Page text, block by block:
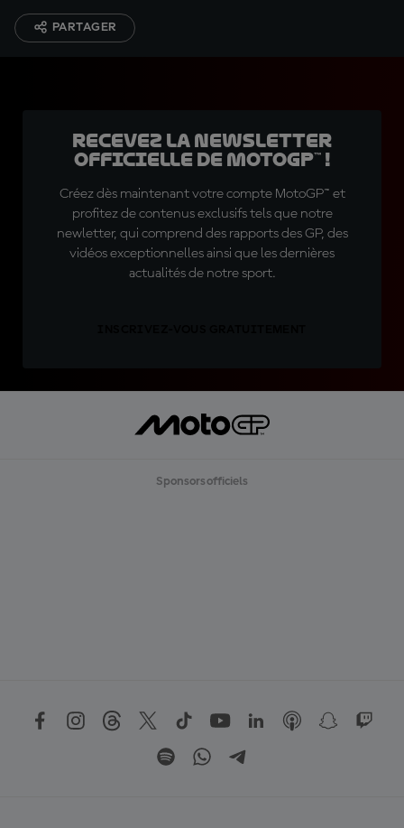
PARTAGER
Recevez la Newsletter
officielle de MotoGP™ !
Créez dès maintenant votre compte MotoGP™ et
profitez de contenus exclusifs tels que notre
newletter, qui comprend des rapports des GP, des
vidéos exceptionnelles ainsi que les dernières
actualités de notre sport.
Sponsors officiels